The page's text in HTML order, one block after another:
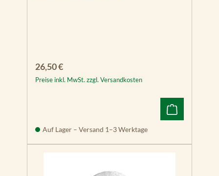
Regulärer Preis:
26,50 €
Preise inkl. MwSt. zzgl. Versandkosten
Auf Lager – Versand 1–3 Werktage